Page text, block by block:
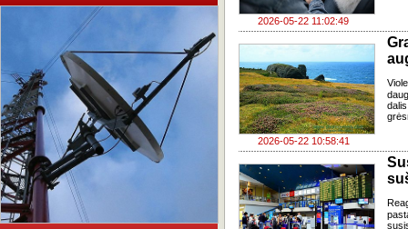
2026-05-22 11:02:49
2026-05-22 10:58:41